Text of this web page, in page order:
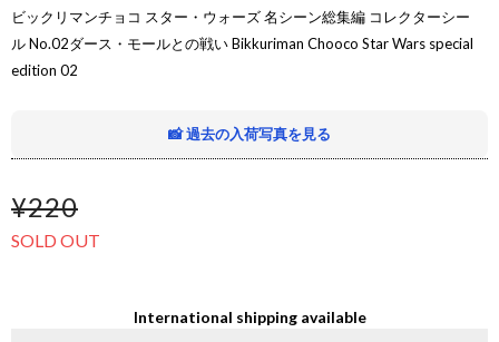
ビックリマンチョコ スター・ウォーズ 名シーン総集編 コレクターシー
ル No.02ダース・モールとの戦い Bikkuriman Chooco Star Wars special
edition 02
📸 過去の入荷写真を見る
¥220
SOLD OUT
International shipping available